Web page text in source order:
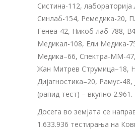
Систина-112, лабораторија
Синлаб-154, Ремедика-20,
Генеа-42, Никоб лаб-788,
Медикал-108, Ели Медика-
Медика–66, Спектра-ММ-
Жан Митрев Струмица–18,
Дијагностика–20, Рамус-
(рапид тест) – вкупно 2.961.
Досега во земјата се
1.633.936 тестирања на